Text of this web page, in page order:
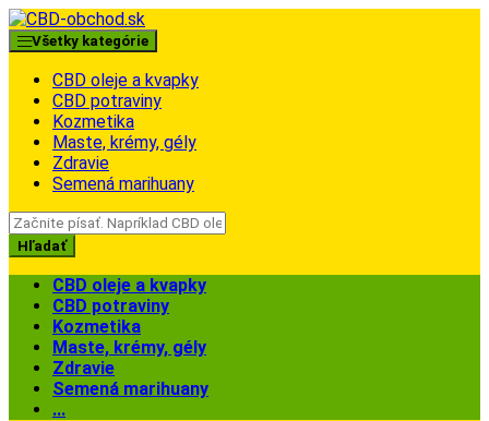
Skip
to
navigation
Skip
to
content
Všetky kategórie
CBD oleje a kvapky
CBD potraviny
Kozmetika
Maste, krémy, gély
Zdravie
Semená marihuany
Search
for:
Hľadať
CBD oleje a kvapky
CBD potraviny
Kozmetika
Maste, krémy, gély
Zdravie
Semená marihuany
...